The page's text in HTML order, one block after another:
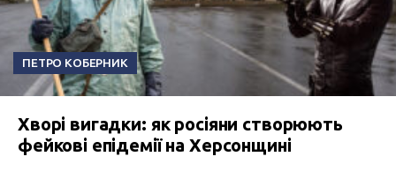
ПЕТРО КОБЕРНИК
Хворі вигадки: як росіяни створюють
фейкові епідемії на Херсонщині